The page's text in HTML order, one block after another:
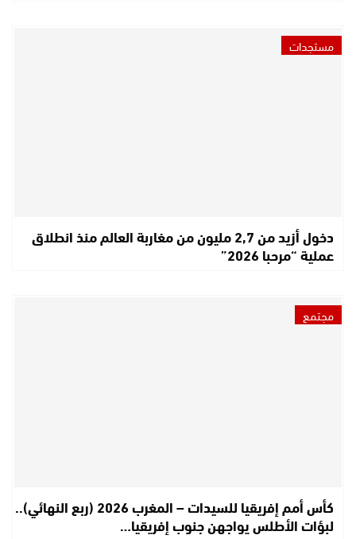
مستجدات
دخول أزيد من 2,7 مليون من مغاربة العالم منذ انطلاق
عملية “مرحبا 2026”
مجتمع
كأس أمم إفريقيا للسيدات – المغرب 2026 (ربع النهائي)..
لبؤات الأطلس يواجهن جنوب إفريقيا…